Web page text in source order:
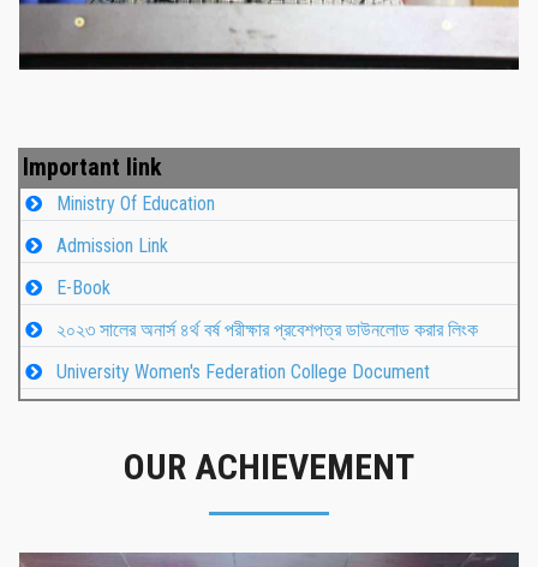
Important link
Ministry Of Education
Admission Link
E-Book
২০২৩ সালের অনার্স ৪র্থ বর্ষ পরীক্ষার প্রবেশপত্র ডাউনলোড করার লিংক
University Women's Federation College Document
OUR ACHIEVEMENT